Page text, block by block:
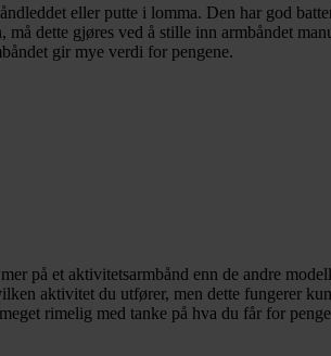
eller putte i lomma. Den har god
dette gjøres ved å stille inn armbåndet
gir mye verdi for pengene.
på et aktivitetsarmbånd enn de andre
aktivitet du utfører, men dette fungerer
rimelig med tanke på hva du får for